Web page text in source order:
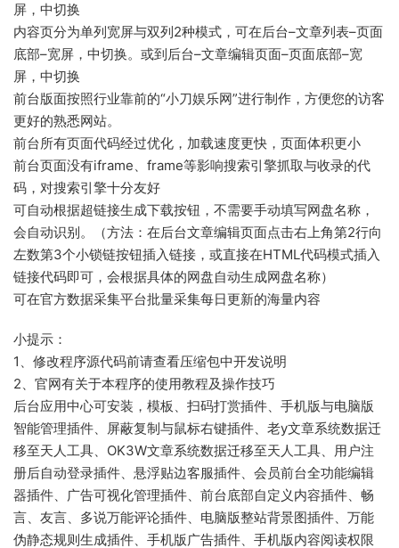
屏，中切换
内容页分为单列宽屏与双列2种模式，可在后台–文章列表–页面
底部–宽屏，中切换。或到后台–文章编辑页面–页面底部–宽
屏，中切换
前台版面按照行业靠前的“小刀娱乐网”进行制作，方便您的访客
更好的熟悉网站。
前台所有页面代码经过优化，加载速度更快，页面体积更小
前台页面没有iframe、frame等影响搜索引擎抓取与收录的代
码，对搜索引擎十分友好
可自动根据超链接生成下载按钮，不需要手动填写网盘名称，
会自动识别。（方法：在后台文章编辑页面点击右上角第2行向
左数第3个小锁链按钮插入链接，或直接在HTML代码模式插入
链接代码即可，会根据具体的网盘自动生成网盘名称）
可在官方数据采集平台批量采集每日更新的海量内容
小提示：
1、修改程序源代码前请查看压缩包中开发说明
2、官网有关于本程序的使用教程及操作技巧
后台应用中心可安装，模板、扫码打赏插件、手机版与电脑版
智能管理插件、屏蔽复制与鼠标右键插件、老y文章系统数据迁
移至天人工具、OK3W文章系统数据迁移至天人工具、用户注
册后自动登录插件、悬浮贴边客服插件、会员前台全功能编辑
器插件、广告可视化管理插件、前台底部自定义内容插件、畅
言、友言、多说万能评论插件、电脑版整站背景图插件、万能
伪静态规则生成插件、手机版广告插件、手机版内容阅读权限